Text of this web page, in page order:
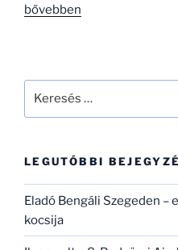
„Lesz-
egy
legendás
az
Air
Church”
bővebben
LEGUTÓBBI
Eladó Bengáli Szegeden
kocsija